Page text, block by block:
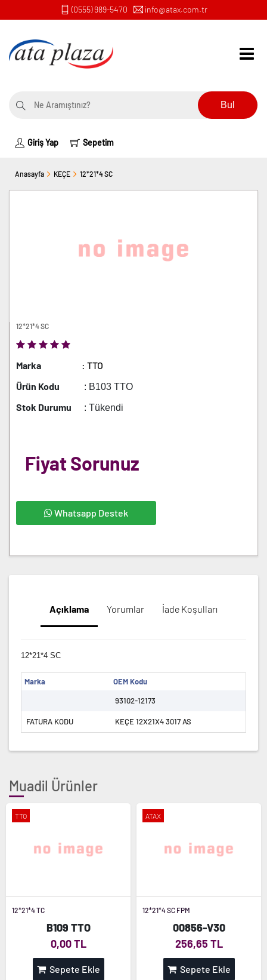
(0555) 989-5470 info@atax.com.tr
Bul
Giriş Yap Sepetim
Anasayfa KEÇE 12*21*4 SC
12*21*4 SC
Marka
: TTO
Ürün Kodu
: B103 TTO
Stok Durumu : Tükendi
Fiyat Sorunuz
Whatsapp Destek
Açıklama Yorumlar İade Koşulları
12*21*4 SC
Marka
OEM Kodu
93102-12173
FATURA KODU KEÇE 12X21X4 3017 AS
Muadil Ürünler
TTO
12*21*4 TC
B109 TTO
0,00 TL
Sepete Ekle
ATAX
12*21*4 SC FPM
00856-V30
256,65 TL
Sepete Ekle